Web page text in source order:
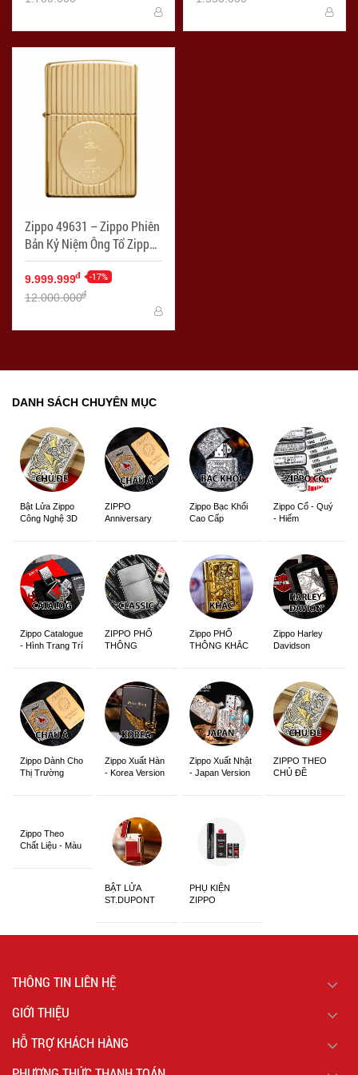
Zippo 49631 – Zippo Phiên
Bản Kỷ Niệm Ông Tổ Zippo
Mạ Vàng 18K - Mã SP:
ZPC3311
9.999.999đ -17%
12.000.000đ
DANH SÁCH CHUYÊN MỤC
Bật Lửa Zippo
Công Nghệ 3D
ZIPPO
Anniversary
Zippo Bạc Khối
Cao Cấp
Zippo Cổ - Quý
- Hiếm
Zippo Catalogue
- Hình Trang Trí
ZIPPO PHỔ
THÔNG
Zippo PHỔ
THÔNG KHẮC
Zippo Harley
Davidson
Zippo Dành Cho
Thị Trường
Zippo Xuất Hàn
- Korea Version
Zippo Xuất Nhật
- Japan Version
ZIPPO THEO
CHỦ ĐỀ
Zippo Theo
Chất Liệu - Màu
BẬT LỬA
ST.DUPONT
PHỤ KIỆN
ZIPPO
THÔNG TIN LIÊN HỆ
GIỚI THIỆU
HỖ TRỢ KHÁCH HÀNG